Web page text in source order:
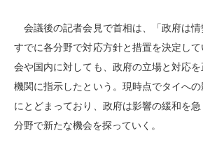
会議後の記者会見で首相は、「政府は情
すでに各分野で対応方針と措置を決定し
会や国内に対しても、政府の立場と対応
機関に指示したという。現時点でタイへ
にとどまっており、政府は影響の緩和を
分野で新たな機会を探っていく。